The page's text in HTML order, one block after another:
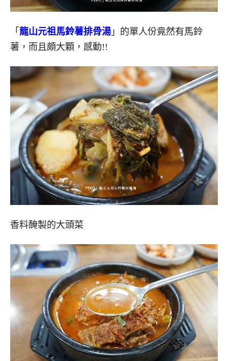
「 龍山元祖馬鈴薯排骨湯 」的單人份竟然有馬鈴
薯，而且頗大顆，感動!!
香料醃製的大頭菜